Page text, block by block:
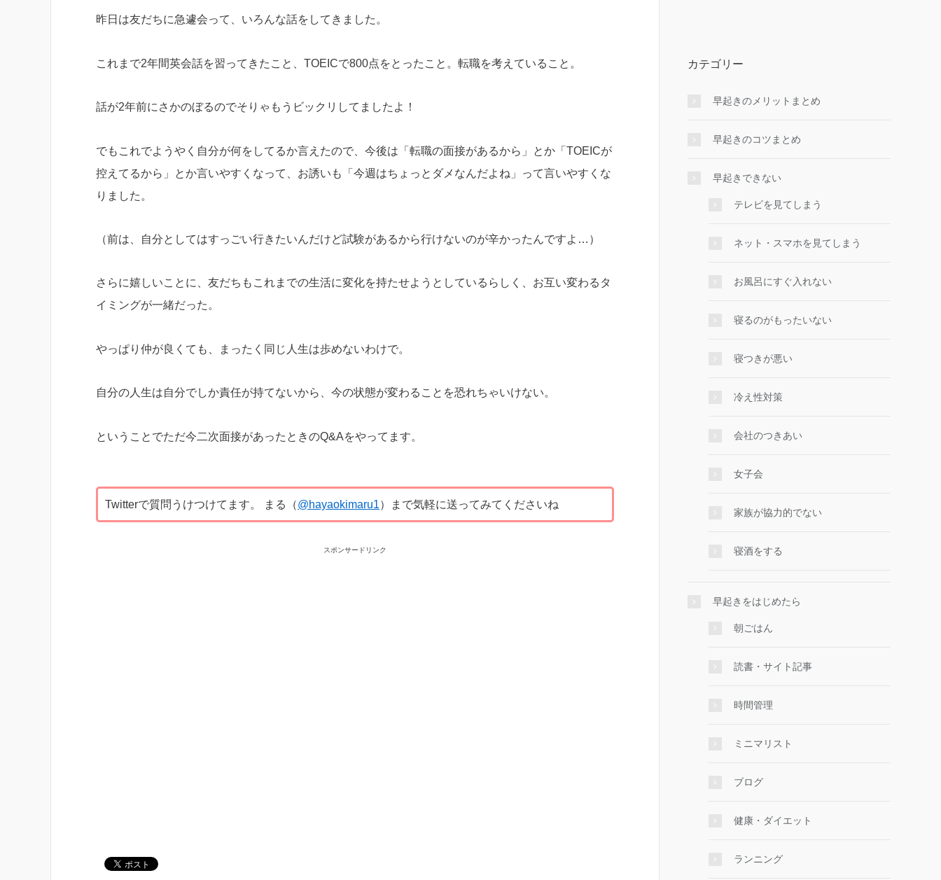
昨日は友だちに急遽会って、いろんな話をしてきました。
これまで2年間英会話を習ってきたこと、TOEICで800点をとったこと。転職を考えていること。
話が2年前にさかのぼるのでそりゃもうビックリしてましたよ！
でもこれでようやく自分が何をしてるか言えたので、今後は「転職の面接があるから」とか「TOEICが
控えてるから」とか言いやすくなって、お誘いも「今週はちょっとダメなんだよね」って言いやすくな
りました。
（前は、自分としてはすっごい行きたいんだけど試験があるから行けないのが辛かったんですよ…）
さらに嬉しいことに、友だちもこれまでの生活に変化を持たせようとしているらしく、お互い変わるタ
イミングが一緒だった。
やっぱり仲が良くても、まったく同じ人生は歩めないわけで。
自分の人生は自分でしか責任が持てないから、今の状態が変わることを恐れちゃいけない。
ということでただ今二次面接があったときのQ&Aをやってます。
Twitterで質問うけつけてます。 まる（@hayaokimaru1）まで気軽に送ってみてくださいね
スポンサードリンク
カテゴリー
早起きのメリットまとめ
早起きのコツまとめ
早起きできない
テレビを見てしまう
ネット・スマホを見てしまう
お風呂にすぐ入れない
寝るのがもったいない
寝つきが悪い
冷え性対策
会社のつきあい
女子会
家族が協力的でない
寝酒をする
早起きをはじめたら
朝ごはん
読書・サイト記事
時間管理
ミニマリスト
ブログ
健康・ダイエット
ランニング